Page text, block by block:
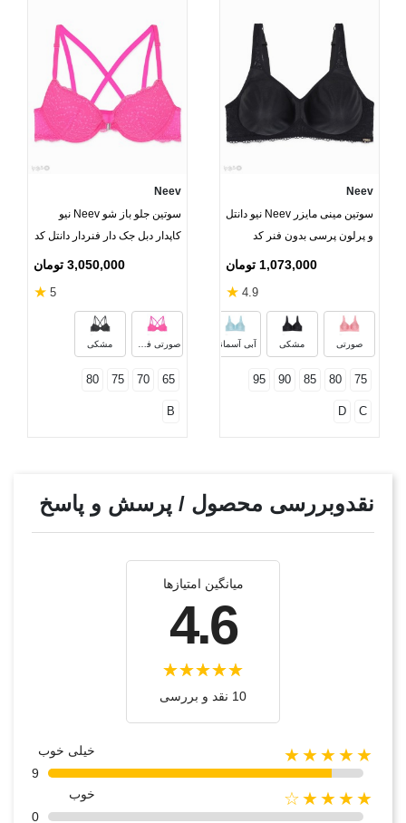
Neev
سوتین مینی مایزر Neev نیو دانتل
و پرلون پرسی بدون فنر کد
Roma 25451,073,000 تومان
4.9
★
صورتی مشکی آبی آسمانی
75
80
85
90
95
C
D
Neev
سوتین جلو باز شو Neev نیو
کاپدار دبل جک دار فنردار دانتل کد
3,050,000 تومان
5
★
صورتی فسفری مشکی
65
70
75
80
B
نقدوبررسی محصول / پرسش و پاسخ
میانگین امتیازها
4.6
10 نقد و بررسی‌‌
★★★★★
خیلی خوب
9
★★★★☆
خوب
0